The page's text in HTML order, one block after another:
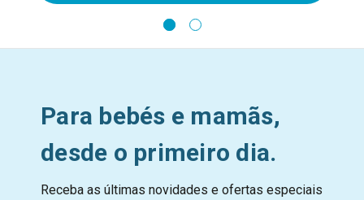
Para bebés e mamãs,
desde o primeiro dia.
Receba as últimas novidades e ofertas especiais